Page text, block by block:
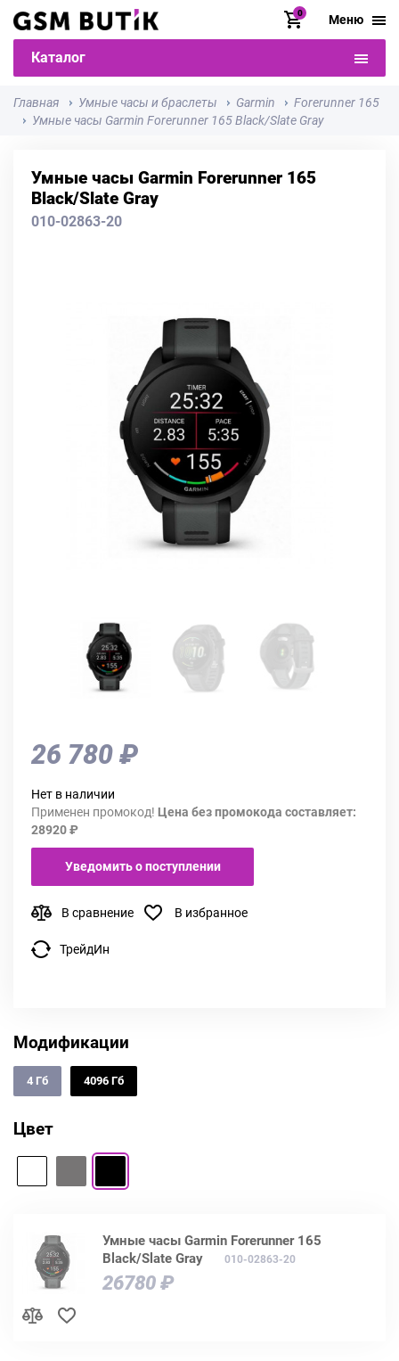
0 Меню
Каталог
Главная Умные часы и браслеты Garmin
Forerunner 165
Умные часы Garmin Forerunner 165 Black/Slate Gray
Умные часы Garmin Forerunner 165
Black/Slate Gray
010-02863-20
26 780 ₽
Нет в наличии
Применен промокод! Цена без промокода составляет:
28920 ₽
Уведомить о поступлении
В сравнение В избранное
ТрейдИн
Модификации
4 Гб 4096 Гб
Цвет
Умные часы Garmin Forerunner 165
Black/Slate Gray
010-02863-20
26780 ₽